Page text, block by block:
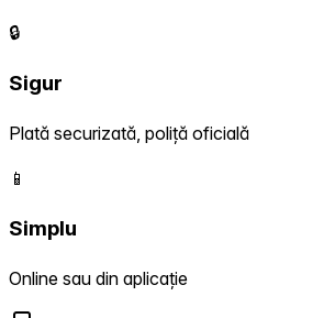
🔒
Sigur
Plată securizată, poliță oficială
📱
Simplu
Online sau din aplicație